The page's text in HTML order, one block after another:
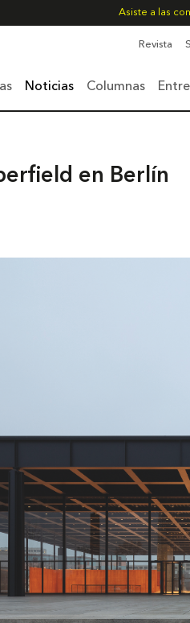
Asiste a las
Revista
Noticias Columnas
en Berlín